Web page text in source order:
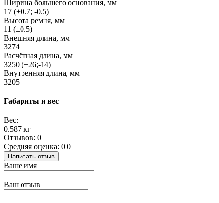
Ширина большего основания, мм
17 (+0.7; -0.5)
Высота ремня, мм
11 (±0.5)
Внешняя длина, мм
3274
Расчётная длина, мм
3250 (+26;-14)
Внутренняя длина, мм
3205
Габариты и вес
Вес:
0.587 кг
Отзывов: 0
Средняя оценка: 0.0
Написать отзыв
Ваше имя
Ваш отзыв